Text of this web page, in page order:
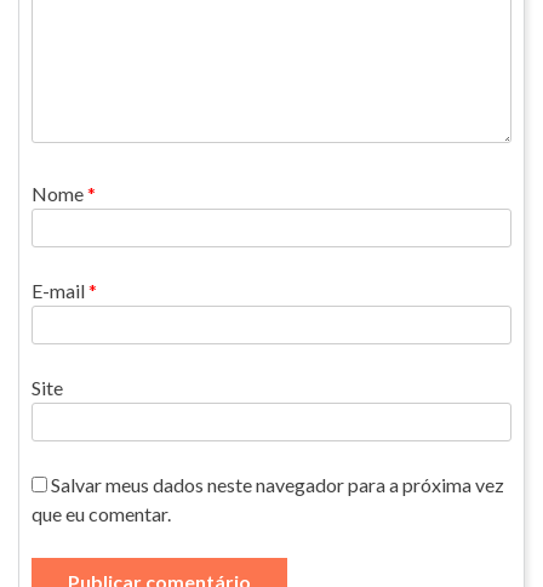
Nome*
E-mail*
Site
Salvar meus dados neste navegador para a próxima vez
que eu comentar.